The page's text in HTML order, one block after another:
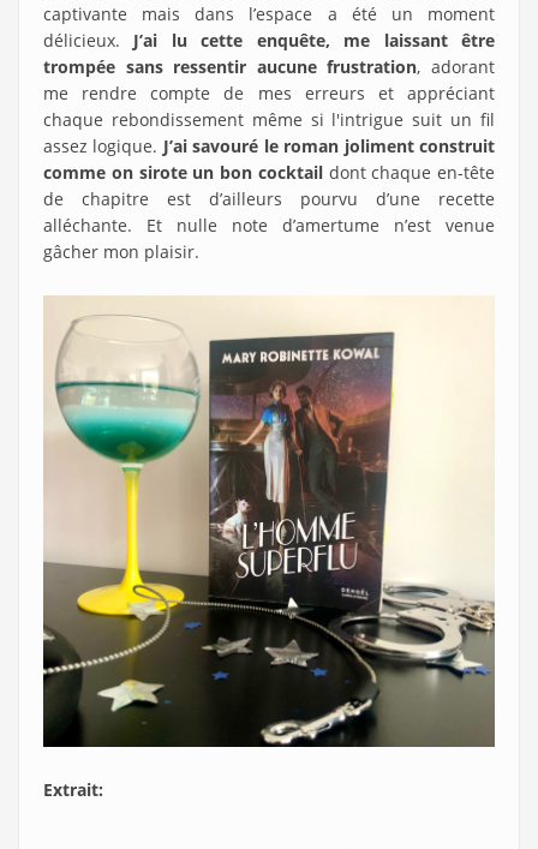
captivante mais dans l’espace a été un moment
délicieux. J’ai lu cette enquête, me laissant être
trompée sans ressentir aucune frustration, adorant
me rendre compte de mes erreurs et appréciant
chaque rebondissement même si l'intrigue suit un fil
assez logique. J’ai savouré le roman joliment construit
comme on sirote un bon cocktail dont chaque en-tête
de chapitre est d’ailleurs pourvu d’une recette
alléchante. Et nulle note d’amertume n’est venue
gâcher mon plaisir.
Extrait: